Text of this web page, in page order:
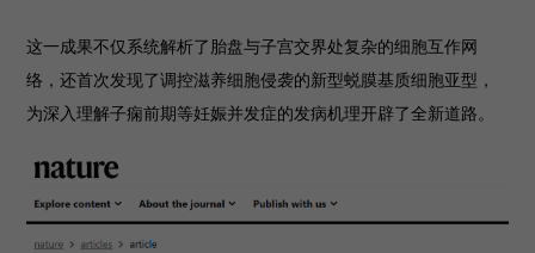
这一成果不仅系统解析了胎盘与子宫交界处复杂的细胞互作网
络，还首次发现了调控滋养细胞侵袭的新型蜕膜基质细胞亚型，
为深入理解子痫前期等妊娠并发症的发病机理开辟了全新道路。